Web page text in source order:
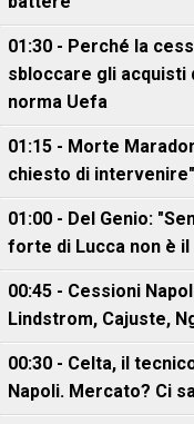
01:30 - Perché la
sbloccare gli acquisti
norma Uefa
01:15 - Morte
chiesto di intervenire"
01:00 - Del Genio:
forte di Lucca non è
00:45 - Cessioni
Lindstrom, Cajuste,
00:30 - Celta, il
Napoli. Mercato? Ci